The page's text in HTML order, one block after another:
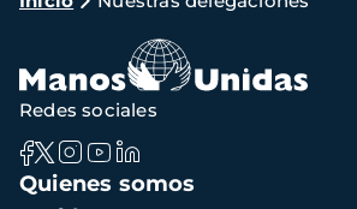
navegación
Navegación
principal
Quienes somos
Redes sociales